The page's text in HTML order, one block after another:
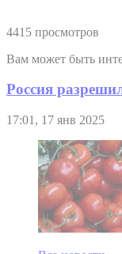
4415 просмотров
Вам может быть
Россия
17:01, 17 янв 2025